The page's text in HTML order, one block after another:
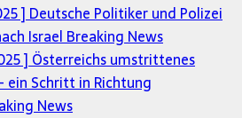
] Deutsche Politiker und Polizei
Israel Breaking News
] Österreichs umstrittenes
Schritt in Richtung
News